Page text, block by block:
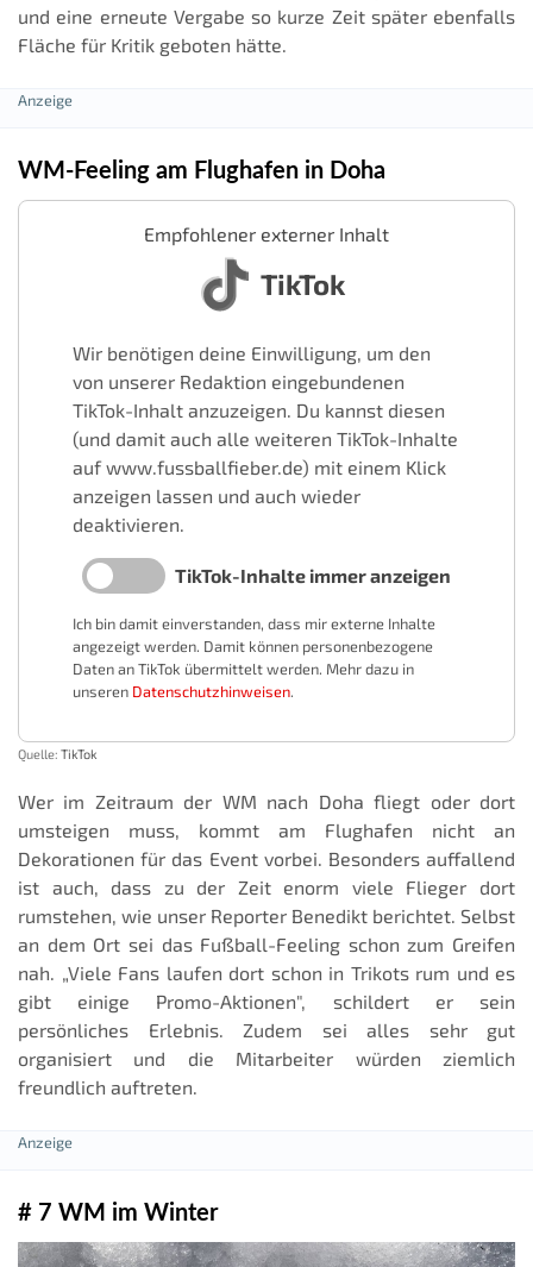
und eine erneute Vergabe so kurze Zeit später ebenfalls
Fläche für Kritik geboten hätte.
WM-Feeling am Flughafen in Doha
Empfohlener externer Inhalt
TikTok
Wir benötigen deine Einwilligung, um den
von unserer Redaktion eingebundenen
TikTok-Inhalt anzuzeigen. Du kannst diesen
(und damit auch alle weiteren TikTok-Inhalte
auf www.fussballfieber.de) mit einem Klick
anzeigen lassen und auch wieder
deaktivieren.
TikTok-Inhalte immer anzeigen
Ich bin damit einverstanden, dass mir externe Inhalte
angezeigt werden. Damit können personenbezogene
Daten an TikTok übermittelt werden. Mehr dazu in
unseren Datenschutzhinweisen.
Quelle: TikTok
Wer im Zeitraum der WM nach Doha fliegt oder dort
umsteigen muss, kommt am Flughafen nicht an
Dekorationen für das Event vorbei. Besonders auffallend
ist auch, dass zu der Zeit enorm viele Flieger dort
rumstehen, wie unser Reporter Benedikt berichtet. Selbst
an dem Ort sei das Fußball-Feeling schon zum Greifen
nah. „Viele Fans laufen dort schon in Trikots rum und es
gibt einige Promo-Aktionen", schildert er sein
persönliches Erlebnis. Zudem sei alles sehr gut
organisiert und die Mitarbeiter würden ziemlich
freundlich auftreten.
# 7 WM im Winter